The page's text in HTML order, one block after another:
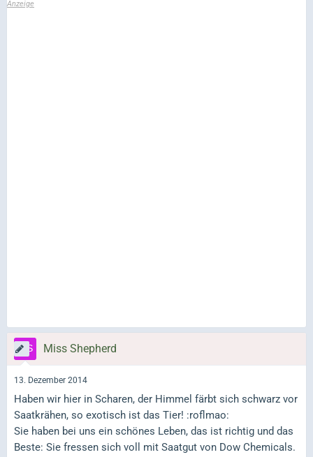
Miss Shepherd
13. Dezember 2014
Haben wir hier in Scharen, der Himmel färbt sich schwarz vor
Saatkrähen, so exotisch ist das Tier! :roflmao:
Sie haben bei uns ein schönes Leben, das ist richtig und das
Beste: Sie fressen sich voll mit Saatgut von Dow Chemicals.